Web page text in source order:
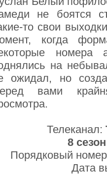
не боятся
то свои
когда
номера
на
ожидал, но
вами
Телеканал:
8 сезон
Порядковый
Дата